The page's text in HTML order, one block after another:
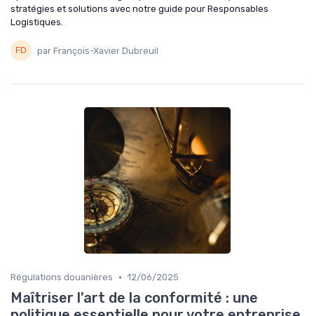
stratégies et solutions avec notre guide pour Responsables
Logistiques.
par François-Xavier Dubreuil
Régulations douanières • 12/06/2025
Maîtriser l'art de la conformité : une